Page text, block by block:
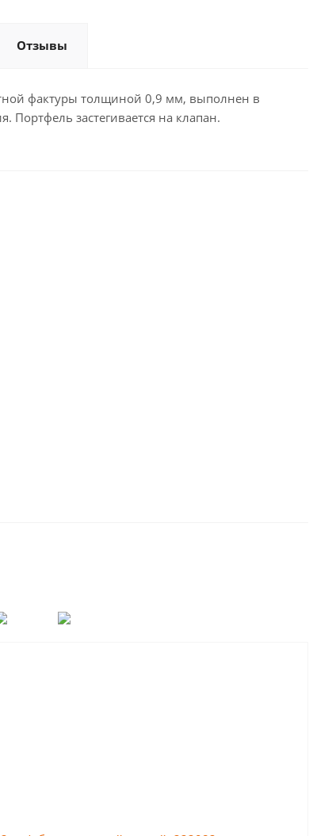
Отзывы
фактуры толщиной 0,9 мм, выполнен в
Портфель застегивается на клапан.